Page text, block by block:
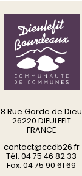
8 Rue Garde de Dieu
26220 DIEULEFIT
FRANCE
contact@ccdb26.fr
Tél: 04 75 46 82 33
Fax: 04 75 90 61 69